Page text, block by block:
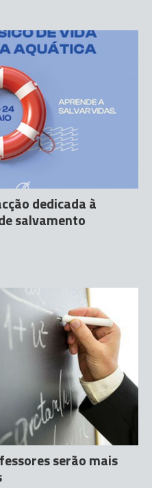
dedicada à
salvamento
serão mais